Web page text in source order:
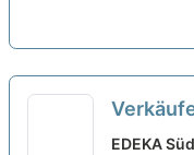
neu
EDEKA